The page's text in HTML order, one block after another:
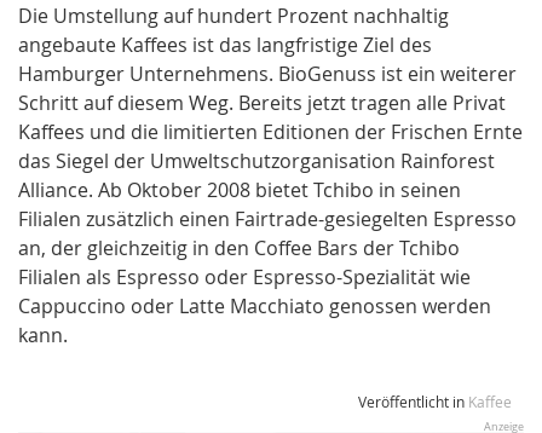
Die Umstellung auf hundert Prozent nachhaltig
angebaute Kaffees ist das langfristige Ziel des
Hamburger Unternehmens. BioGenuss ist ein weiterer
Schritt auf diesem Weg. Bereits jetzt tragen alle Privat
Kaffees und die limitierten Editionen der Frischen Ernte
das Siegel der Umweltschutzorganisation Rainforest
Alliance. Ab Oktober 2008 bietet Tchibo in seinen
Filialen zusätzlich einen Fairtrade-gesiegelten Espresso
an, der gleichzeitig in den Coffee Bars der Tchibo
Filialen als Espresso oder Espresso-Spezialität wie
Cappuccino oder Latte Macchiato genossen werden
kann.
Veröffentlicht in Kaffee
Anzeige